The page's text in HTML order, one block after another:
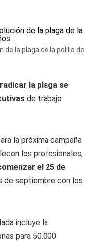
la plaga de la polilla de
la plaga se
de trabajo
la próxima campaña
los profesionales,
el 25 de
de septiembre con los
incluye la
para 50.000